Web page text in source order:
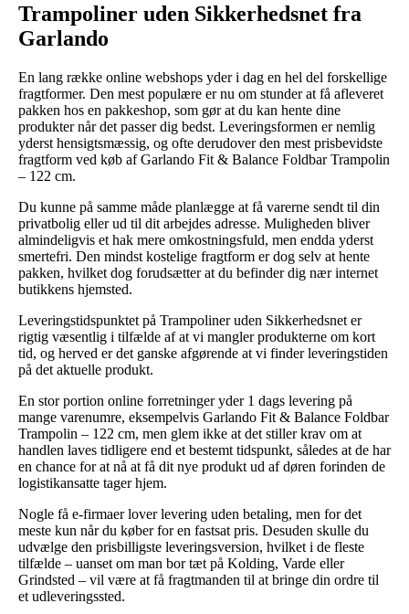
Trampoliner uden Sikkerhedsnet fra
Garlando
En lang række online webshops yder i dag en hel del forskellige
fragtformer. Den mest populære er nu om stunder at få afleveret
pakken hos en pakkeshop, som gør at du kan hente dine
produkter når det passer dig bedst. Leveringsformen er nemlig
yderst hensigtsmæssig, og ofte derudover den mest prisbevidste
fragtform ved køb af Garlando Fit & Balance Foldbar Trampolin
– 122 cm.
Du kunne på samme måde planlægge at få varerne sendt til din
privatbolig eller ud til dit arbejdes adresse. Muligheden bliver
almindeligvis et hak mere omkostningsfuld, men endda yderst
smertefri. Den mindst kostelige fragtform er dog selv at hente
pakken, hvilket dog forudsætter at du befinder dig nær internet
butikkens hjemsted.
Leveringstidspunktet på Trampoliner uden Sikkerhedsnet er
rigtig væsentlig i tilfælde af at vi mangler produkterne om kort
tid, og herved er det ganske afgørende at vi finder leveringstiden
på det aktuelle produkt.
En stor portion online forretninger yder 1 dags levering på
mange varenumre, eksempelvis Garlando Fit & Balance Foldbar
Trampolin – 122 cm, men glem ikke at det stiller krav om at
handlen laves tidligere end et bestemt tidspunkt, således at de har
en chance for at nå at få dit nye produkt ud af døren forinden de
logistikansatte tager hjem.
Nogle få e-firmaer lover levering uden betaling, men for det
meste kun når du køber for en fastsat pris. Desuden skulle du
udvælge den prisbilligste leveringsversion, hvilket i de fleste
tilfælde – uanset om man bor tæt på Kolding, Varde eller
Grindsted – vil være at få fragtmanden til at bringe din ordre til
et udleveringssted.